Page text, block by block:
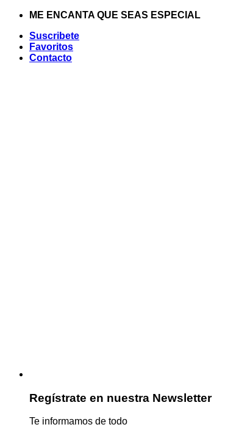
Saltar
contenido
ME ENCANTA QUE SEAS ESPECIAL
Suscribete
Favoritos
Contacto
Regístrate en nuestra Newsletter
Te informamos de todo